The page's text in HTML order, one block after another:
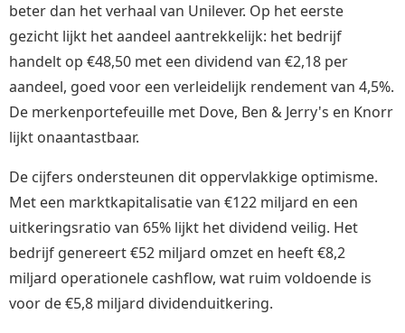
beter dan het verhaal van Unilever. Op het eerste
gezicht lijkt het aandeel aantrekkelijk: het bedrijf
handelt op €48,50 met een dividend van €2,18 per
aandeel, goed voor een verleidelijk rendement van 4,5%.
De merkenportefeuille met Dove, Ben & Jerry's en Knorr
lijkt onaantastbaar.
De cijfers ondersteunen dit oppervlakkige optimisme.
Met een marktkapitalisatie van €122 miljard en een
uitkeringsratio van 65% lijkt het dividend veilig. Het
bedrijf genereert €52 miljard omzet en heeft €8,2
miljard operationele cashflow, wat ruim voldoende is
voor de €5,8 miljard dividenduitkering.